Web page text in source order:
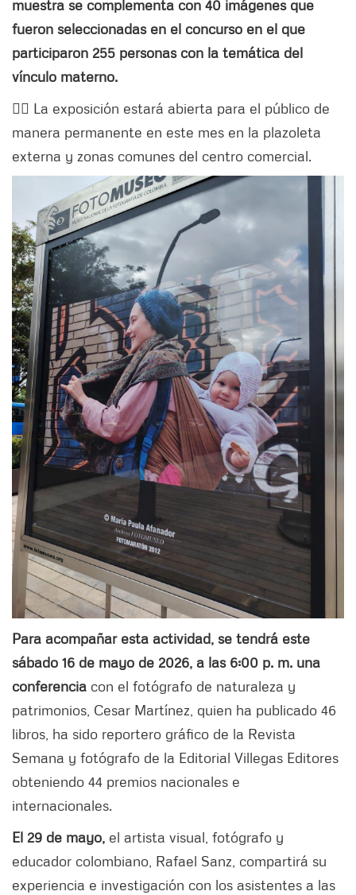
muestra se complementa con 40 imágenes que
fueron seleccionadas en el concurso en el que
participaron 255 personas con la temática del
vínculo materno.
👉🏻 La exposición estará abierta para el público de
manera permanente en este mes en la plazoleta
externa y zonas comunes del centro comercial.
Para acompañar esta actividad, se tendrá este
sábado 16 de mayo de 2026, a las 6:00 p. m. una
conferencia con el fotógrafo de naturaleza y
patrimonios, Cesar Martínez, quien ha publicado 46
libros, ha sido reportero gráfico de la Revista
Semana y fotógrafo de la Editorial Villegas Editores
obteniendo 44 premios nacionales e
internacionales.
El 29 de mayo, el artista visual, fotógrafo y
educador colombiano, Rafael Sanz, compartirá su
experiencia e investigación con los asistentes a las